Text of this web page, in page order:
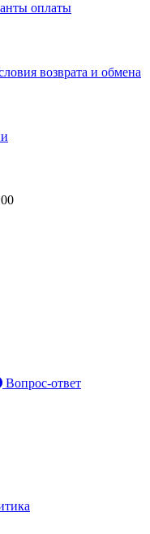
оплаты
возврата и обмена
Вопрос-ответ